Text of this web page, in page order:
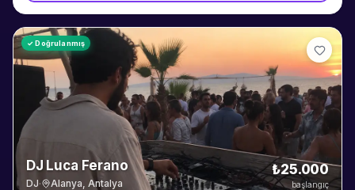
✓ Doğrulanmış
DJ Luca Ferano
DJ· Alanya, Antalya
₺25.000
başlangıç